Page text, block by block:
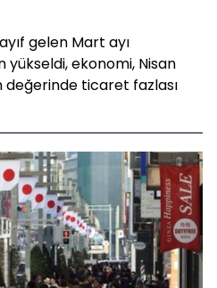
gelen Mart ayı
yükseldi, ekonomi, Nisan
değerinde ticaret fazlası